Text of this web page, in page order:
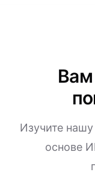
Изучите
основе